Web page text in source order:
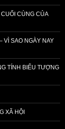
CÙNG CỦA
VÌ SAO NGÀY NAY
TÍNH BIỂU TƯỢNG
XÃ HỘI